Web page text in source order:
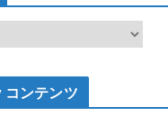
ンテンツ